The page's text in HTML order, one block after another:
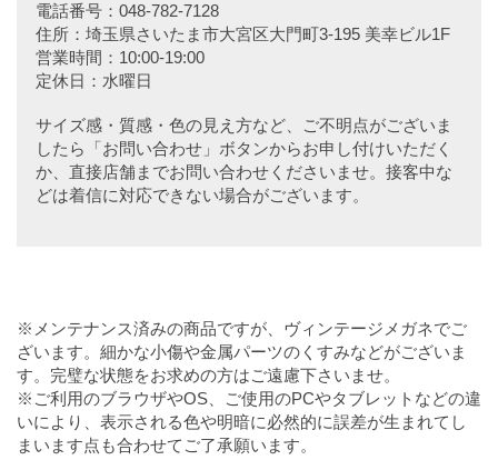
電話番号：048-782-7128
住所：埼玉県さいたま市大宮区大門町3-195 美幸ビル1F
営業時間：10:00-19:00
定休日：水曜日
サイズ感・質感・色の見え方など、ご不明点がございま
したら「お問い合わせ」ボタンからお申し付けいただく
か、直接店舗までお問い合わせくださいませ。接客中な
どは着信に対応できない場合がございます。
※メンテナンス済みの商品ですが、ヴィンテージメガネでご
ざいます。細かな小傷や金属パーツのくすみなどがございま
す。完璧な状態をお求めの方はご遠慮下さいませ。
※ご利用のブラウザやOS、ご使用のPCやタブレットなどの違
いにより、表示される色や明暗に必然的に誤差が生まれてし
まいます点も合わせてご了承願います。